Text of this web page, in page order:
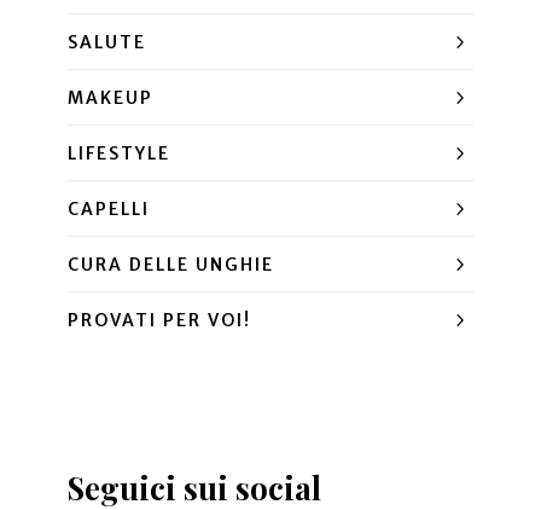
SALUTE
MAKEUP
LIFESTYLE
CAPELLI
CURA DELLE UNGHIE
PROVATI PER VOI!
Seguici sui social